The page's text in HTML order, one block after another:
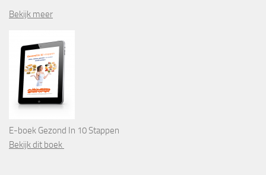
Bekijk meer
E-boek Gezond In 10 Stappen
Bekijk dit boek